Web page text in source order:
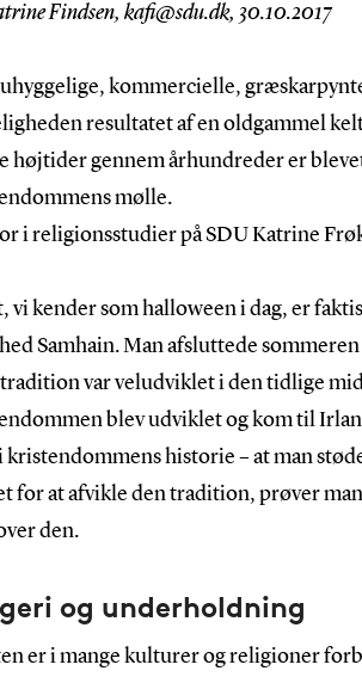
Findsen, kafi@sdu.dk, 30.10.2017
kommercielle,
resultatet af en oldgammel
højtider gennem århundreder er
mølle.
i religionsstudier på SDU Katrine
vi kender som halloween i dag, er
Samhain. Man afsluttede
var veludviklet i den tidlige
blev udviklet og kom til
kristendommens historie – at man
for at afvikle den tradition, prøver
den.
og underholdning
er i mange kulturer og religioner